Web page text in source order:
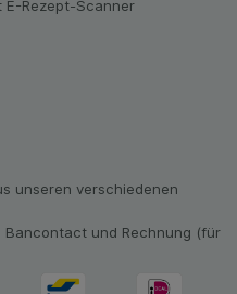
zu
Weise der Nutzung
optimieren können,
relevant für Sie
Sie, dass Daten
z.B. Google oder
E-Rezept-Scanner
unseren verschiedenen
Bancontact und Rechnung (für